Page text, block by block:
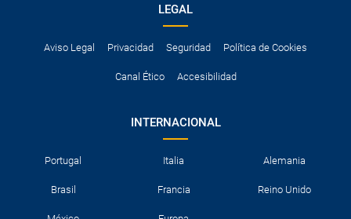
LEGAL
Aviso Legal Privacidad Seguridad Política de Cookies
Canal Ético Accesibilidad
INTERNACIONAL
Portugal Italia Alemania
Brasil Francia Reino Unido